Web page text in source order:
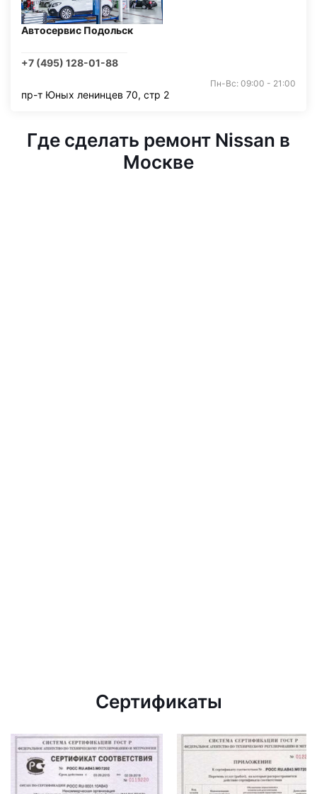
Автосервис Подольск
+7 (495) 128-01-88
Пн-Вс: 09:00 - 21:00
пр-т Юных ленинцев 70, стр 2
Где сделать ремонт Nissan в
Москве
Сертификаты